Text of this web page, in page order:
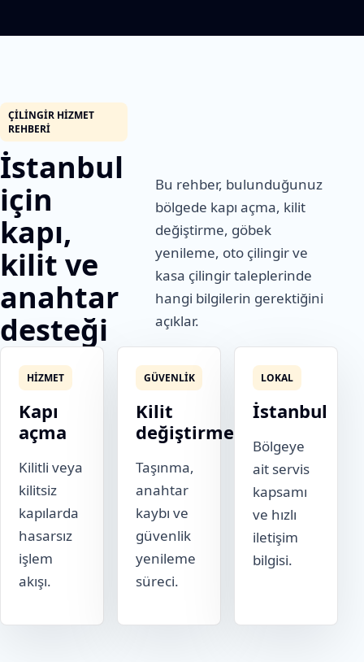
ÇILINGIR HIZMET
REHBERI
İstanbul
için
kapı,
kilit ve
anahtar
desteği
Bu rehber, bulunduğunuz
bölgede kapı açma, kilit
değiştirme, göbek
yenileme, oto çilingir ve
kasa çilingir taleplerinde
hangi bilgilerin gerektiğini
açıklar.
HIZMET
Kapı
açma
Kilitli veya
kilitsiz
kapılarda
hasarsız
işlem
akışı.
GÜVENLIK
Kilit
değiştirme
Taşınma,
anahtar
kaybı ve
güvenlik
yenileme
süreci.
LOKAL
İstanbul
Bölgeye
ait servis
kapsamı
ve hızlı
iletişim
bilgisi.